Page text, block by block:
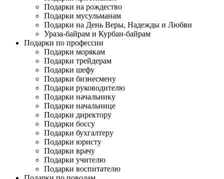
Подарки на рождество
Подарки мусульманам
Подарки на День Веры, Надежды и Любви
Ураза-байрам и Курбан-байрам
Подарки по профессии
Подарки морякам
Подарки трейдерам
Подарки шефу
Подарки бизнесмену
Подарки руководителю
Подарки начальнику
Подарки начальнице
Подарки директору
Подарки боссу
Подарки бухгалтеру
Подарки юристу
Подарки врачу
Подарки учителю
Подарки воспитателю